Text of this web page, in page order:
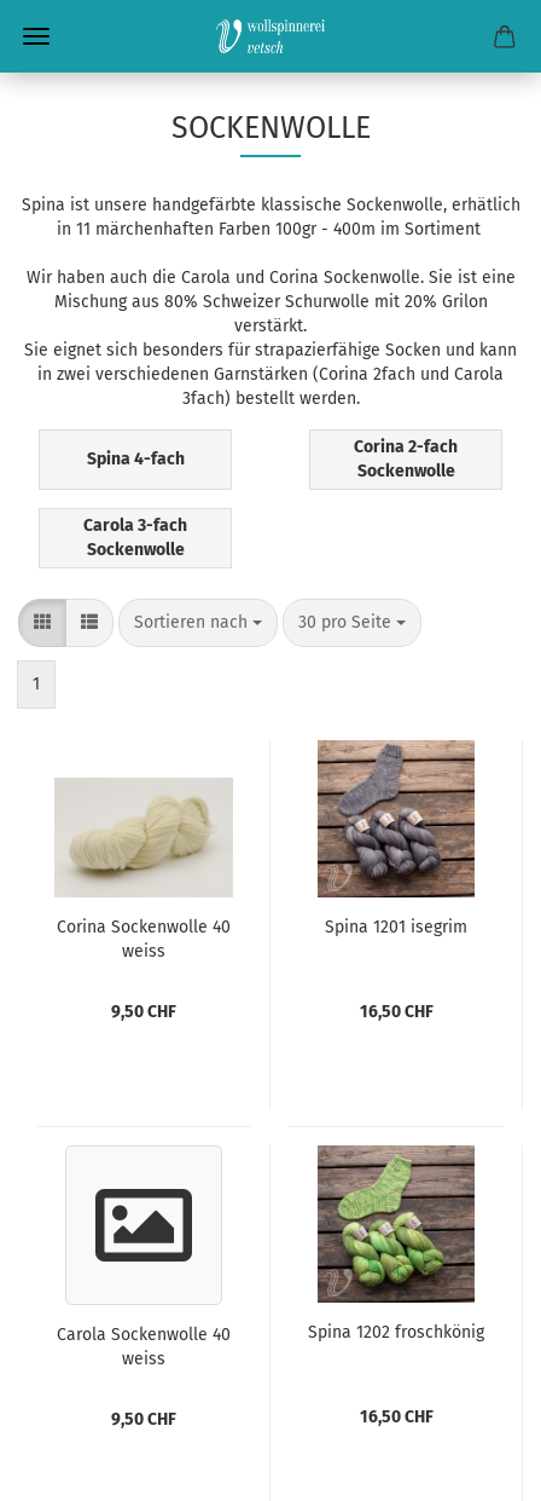
SOCKENWOLLE
Spina ist unsere handgefärbte klassische Sockenwolle, erhätlich
in 11 märchenhaften Farben 100gr - 400m im Sortiment
Wir haben auch die Carola und Corina Sockenwolle. Sie ist eine
Mischung aus 80% Schweizer Schurwolle mit 20% Grilon
verstärkt.
Sie eignet sich besonders für strapazierfähige Socken und kann
in zwei verschiedenen Garnstärken (Corina 2fach und Carola
3fach) bestellt werden.
Spina 4-fach
Corina 2-fach
Sockenwolle
Carola 3-fach
Sockenwolle
Sortieren nach
Sortieren nach 30 pro Seite
pro Seite
1
Corina Sockenwolle 40
weiss
9,50 CHF
Spina 1201 isegrim
16,50 CHF
Carola Sockenwolle 40
weiss
9,50 CHF
Spina 1202 froschkönig
16,50 CHF